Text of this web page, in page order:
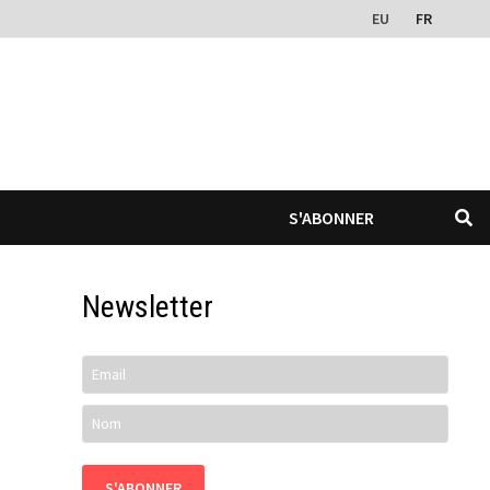
EU FR
S'ABONNER
Newsletter